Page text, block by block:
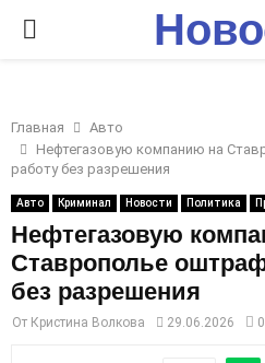
P
I
M
A
R
Главная
Авто
Нефтегазовую компанию на
работу без разрешения
Авто Криминал Новости Политика
Нефтегазовую
Ставрополье
без разрешения
От Кристина Волкова 29.06.2026 0